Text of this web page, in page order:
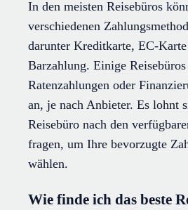
In den meisten Reisebüros
verschiedenen
darunter Kreditkarte, EC-
Barzahlung. Einige
Ratenzahlungen oder
an, je nach Anbieter. Es lohnt
Reisebüro nach den
fragen, um Ihre bevorzugte
wählen.
Wie finde ich das beste